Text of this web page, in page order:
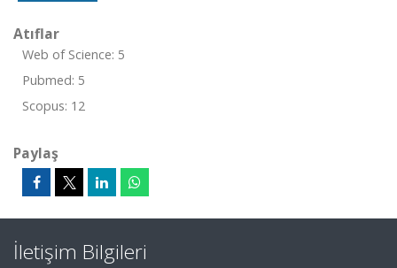
Atıflar
Web of Science: 5
Pubmed: 5
Scopus: 12
Paylaş
İletişim Bilgileri